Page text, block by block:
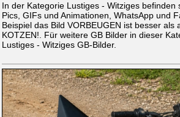
In der Kategorie Lustiges - Witziges befinden
Pics, GIFs und Animationen, WhatsApp und
Beispiel das Bild VORBEUGEN ist besser als
KOTZEN!. Für weitere GB Bilder in dieser
Lustiges - Witziges GB-Bilder.